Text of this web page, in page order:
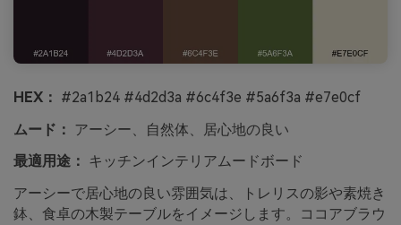
HEX： #2a1b24 #4d2d3a #6c4f3e #5a6f3a #e7e0cf
ムード： アーシー、自然体、居心地の良い
最適用途： キッチンインテリアムードボード
アーシーで居心地の良い雰囲気は、トレリスの影や素焼き
鉢、食卓の木製テーブルをイメージします。ココアブラウ